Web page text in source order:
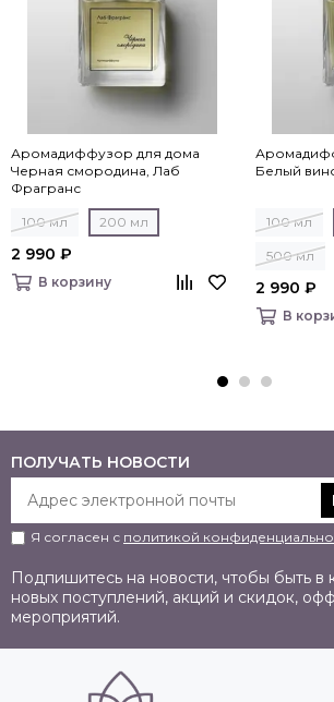
Аромадиффузор для дома
Черная смородина, Лаб
Фрагранс
100 мл 200 мл
2 990 ₽
В корзину
Белый
100 мл
500 мл
2 990 ₽
В
ПОЛУЧАТЬ НОВОСТИ
Я согласен с политикой
Подпишитесь на новости, чтобы быть в
новых поступлений, акций и скидок,
мероприятий.